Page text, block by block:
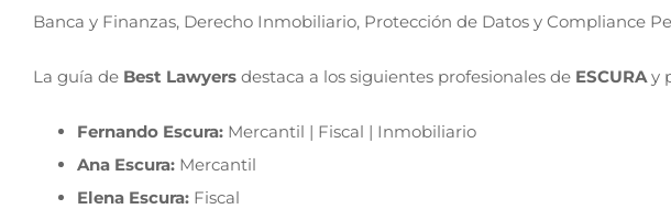
Banca y Finanzas, Derecho Inmobiliario, Protección de Datos y Compliance
La guía de Best Lawyers destaca a los siguientes profesionales de ESCURAy
Fernando Escura: Mercantil | Fiscal | Inmobiliario
Ana Escura: Mercantil
Elena Escura: Fiscal